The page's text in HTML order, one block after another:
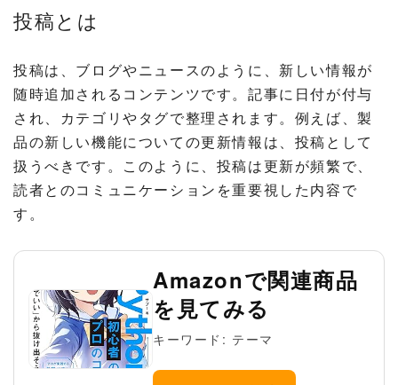
投稿とは
投稿は、ブログやニュースのように、新しい情報が
随時追加されるコンテンツです。記事に日付が付与
され、カテゴリやタグで整理されます。例えば、製
品の新しい機能についての更新情報は、投稿として
扱うべきです。このように、投稿は更新が頻繁で、
読者とのコミュニケーションを重要視した内容で
す。
Amazonで関連商品
を見てみる
キーワード: テーマ